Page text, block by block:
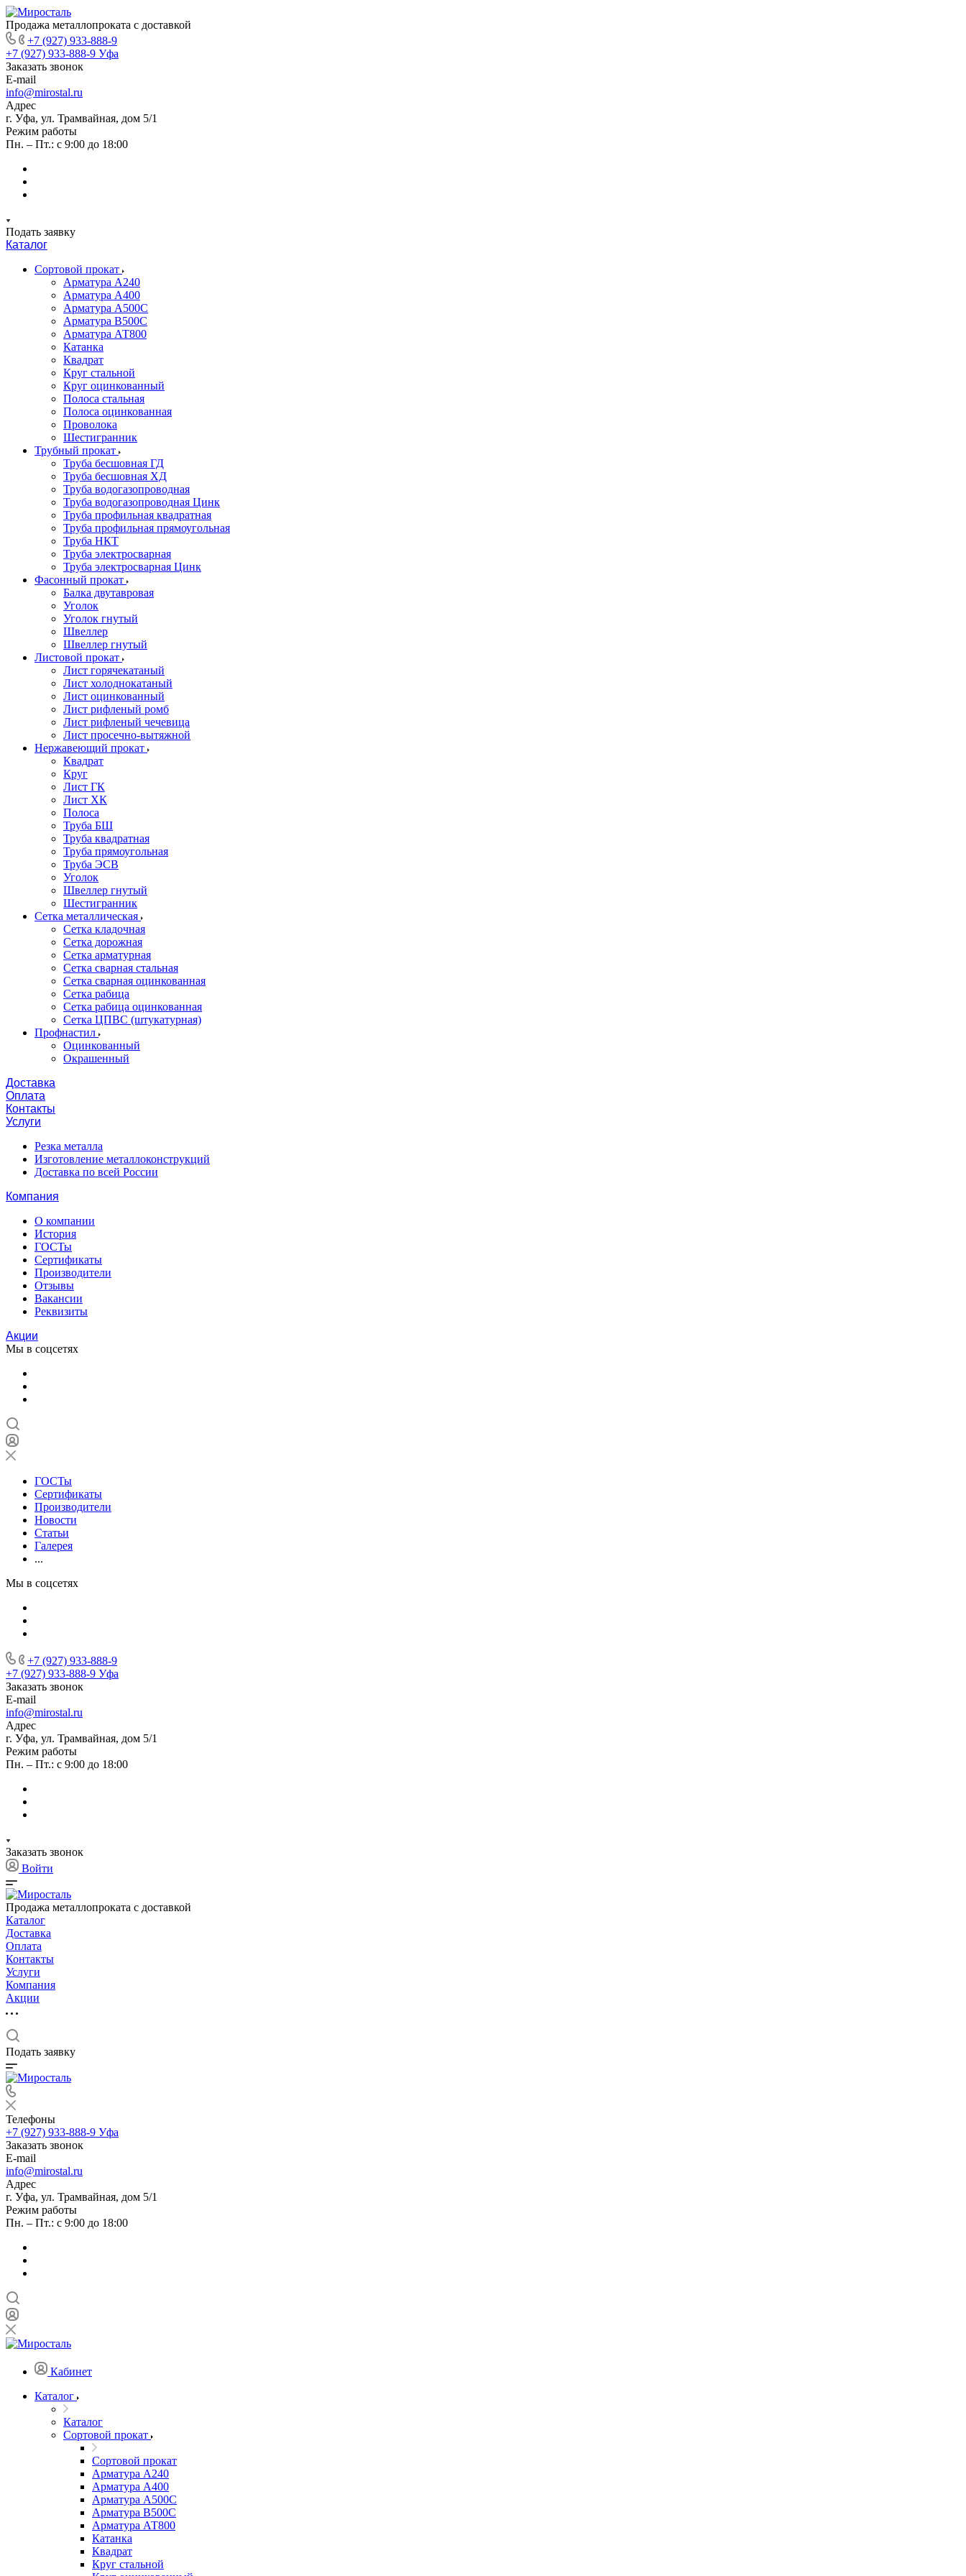
Продажа металлопроката с доставкой
+7 (927) 933-888-9
+7 (927) 933-888-9 Уфа
Заказать звонок
E-mail
info@mirostal.ru
Адрес
г. Уфа, ул. Трамвайная, дом 5/1
Режим работы
Пн. – Пт.: с 9:00 до 18:00
Подать заявку
Каталог
Сортовой прокат
Арматура А240
Арматура А400
Арматура А500C
Арматура В500С
Арматура АТ800
Катанка
Квадрат
Круг стальной
Круг оцинкованный
Полоса стальная
Полоса оцинкованная
Проволока
Шестигранник
Трубный прокат
Труба бесшовная ГД
Труба бесшовная ХД
Труба водогазопроводная
Труба водогазопроводная Цинк
Труба профильная квадратная
Труба профильная прямоугольная
Труба НКТ
Труба электросварная
Труба электросварная Цинк
Фасонный прокат
Балка двутавровая
Уголок
Уголок гнутый
Швеллер
Швеллер гнутый
Листовой прокат
Лист горячекатаный
Лист холоднокатаный
Лист оцинкованный
Лист рифленый ромб
Лист рифленый чечевица
Лист просечно-вытяжной
Нержавеющий прокат
Квадрат
Круг
Лист ГК
Лист ХК
Полоса
Труба БШ
Труба квадратная
Труба прямоугольная
Труба ЭСВ
Уголок
Швеллер гнутый
Шестигранник
Сетка металлическая
Сетка кладочная
Сетка дорожная
Сетка арматурная
Сетка сварная стальная
Сетка сварная оцинкованная
Сетка рабица
Сетка рабица оцинкованная
Сетка ЦПВС (штукатурная)
Профнастил
Оцинкованный
Окрашенный
Доставка
Оплата
Контакты
Услуги
Резка металла
Изготовление металлоконструкций
Доставка по всей России
Компания
О компании
История
ГОСТы
Сертификаты
Производители
Отзывы
Вакансии
Реквизиты
Акции
Мы в соцсетях
ГОСТы
Сертификаты
Производители
Новости
Статьи
Галерея
...
Мы в соцсетях
+7 (927) 933-888-9
+7 (927) 933-888-9 Уфа
Заказать звонок
E-mail
info@mirostal.ru
Адрес
г. Уфа, ул. Трамвайная, дом 5/1
Режим работы
Пн. – Пт.: с 9:00 до 18:00
Заказать звонок
Войти
Продажа металлопроката с доставкой
Каталог
Доставка
Оплата
Контакты
Услуги
Компания
Акции
Подать заявку
Телефоны
+7 (927) 933-888-9 Уфа
Заказать звонок
E-mail
info@mirostal.ru
Адрес
г. Уфа, ул. Трамвайная, дом 5/1
Режим работы
Пн. – Пт.: с 9:00 до 18:00
Кабинет
Каталог
Каталог
Сортовой прокат
Сортовой прокат
Арматура А240
Арматура А400
Арматура А500C
Арматура В500С
Арматура АТ800
Катанка
Квадрат
Круг стальной